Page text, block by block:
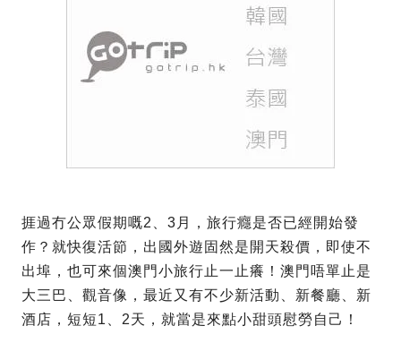
捱過冇公眾假期嘅2、3月，旅行癮是否已經開始發
作？就快復活節，出國外遊固然是開天殺價，即使不
出埠，也可來個澳門小旅行止一止癢！澳門唔單止是
大三巴、觀音像，最近又有不少新活動、新餐廳、新
酒店，短短1、2天，就當是來點小甜頭慰勞自己！